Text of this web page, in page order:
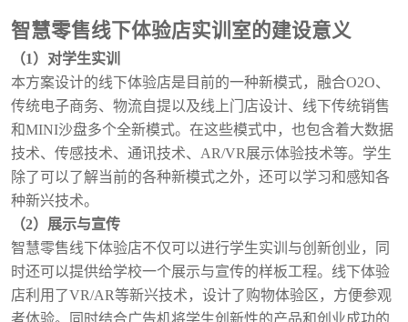
智慧零售线下体验店实训室的建设意义
（1）对学生实训
本方案设计的线下体验店是目前的一种新模式，融合O2O、
传统电子商务、物流自提以及线上门店设计、 线下传统销售
和MINI沙盘多个全新模式。在这些模式中，也包含着大数据
技术、传感技术、通讯技术、 AR/VR展示体验技术等。 学生
除了可以了解当前的各种新模式之外，还可以学习和感知各
种新兴技术。
（2）展示与宣传
智慧零售线下体验店不仅可以进行学生实训与创新创业，同
时还可以提供给学校一个展示与宣传的样板工程。线下体验
店利用了VR/AR等新兴技术，设计了购物体验区，方便参观